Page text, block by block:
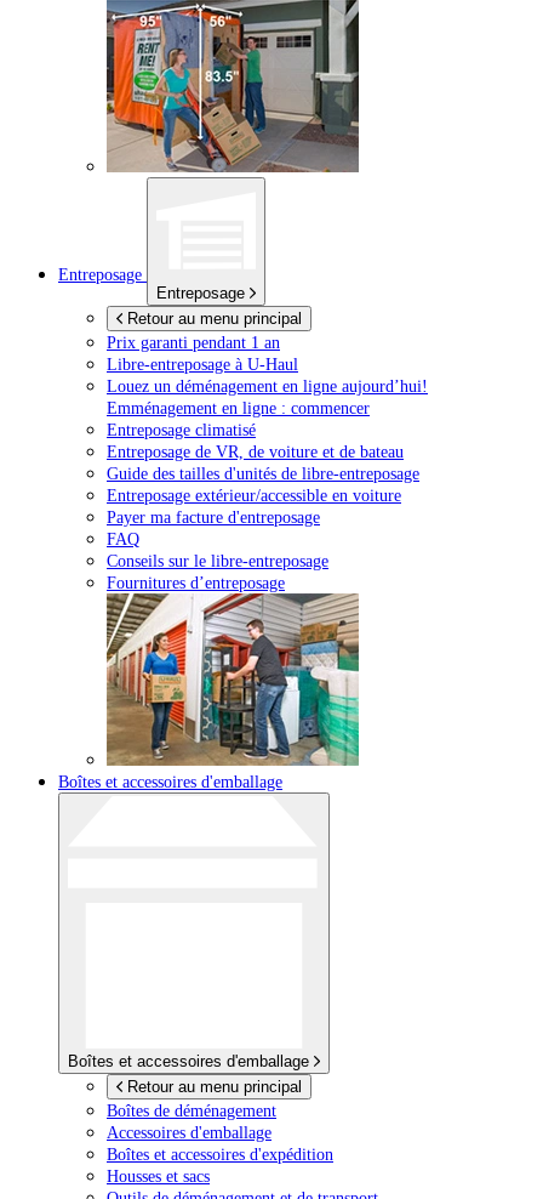
Entreposage
Entreposage
Retour au menu principal
Prix garanti pendant 1 an
Libre-entreposage à U-Haul
Louez un déménagement en ligne aujourd’hui!
Emménagement en ligne : commencer
Entreposage climatisé
Entreposage de VR, de voiture et de bateau
Guide des tailles d'unités de libre-entreposage
Entreposage extérieur/accessible en voiture
Payer ma facture d'entreposage
FAQ
Conseils sur le libre-entreposage
Fournitures d’entreposage
Boîtes et accessoires d'emballage
Boîtes et accessoires d'emballage
Retour au menu principal
Boîtes de déménagement
Accessoires d'emballage
Boîtes et accessoires d'expédition
Housses et sacs